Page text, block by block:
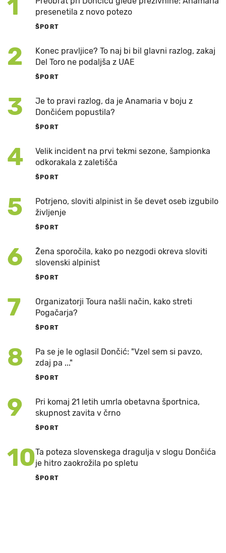
1
presenetila z novo potezo
ŠPORT
2
Konec pravljice? To naj bi bil glavni razlog, zakaj
Del Toro ne podaljša z UAE
ŠPORT
3
Je to pravi razlog, da je Anamaria v boju z
Dončićem popustila?
ŠPORT
4
Velik incident na prvi tekmi sezone, šampionka
odkorakala z zaletišča
ŠPORT
5
Potrjeno, sloviti alpinist in še devet oseb izgubilo
življenje
ŠPORT
6
Žena sporočila, kako po nezgodi okreva sloviti
slovenski alpinist
ŠPORT
7
Organizatorji Toura našli način, kako streti
Pogačarja?
ŠPORT
8
Pa se je le oglasil Dončić: "Vzel sem si pavzo,
zdaj pa ..."
ŠPORT
9
Pri komaj 21 letih umrla obetavna športnica,
skupnost zavita v črno
ŠPORT
10Ta poteza slovenskega dragulja v slogu Dončića
je hitro zaokrožila po spletu
ŠPORT